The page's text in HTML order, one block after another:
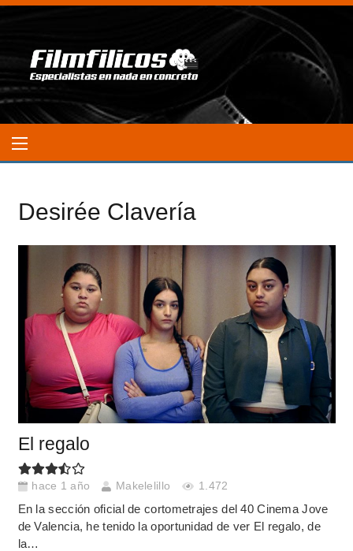
Desirée Clavería
El regalo
hace 1 año Makelelillo 1.472
En la sección oficial de cortometrajes del 40 Cinema Jove
de Valencia, he tenido la oportunidad de ver El regalo, de
la…